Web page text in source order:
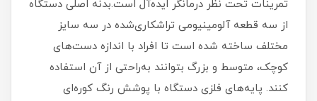
تمرینات تحت نظر درمانگر ایده‌آل است.بدنه اصلی دستگاه
از سه قطعه آلومینیومی تراشکاری‌شده در سه سایز
مختلف ساخته شده است تا افراد با اندازه دست‌های
کوچک، متوسط و بزرگ بتوانند به‌راحتی از آن استفاده
کنند. پایه‌های فلزی دستگاه با پوشش رنگ کوره‌ای